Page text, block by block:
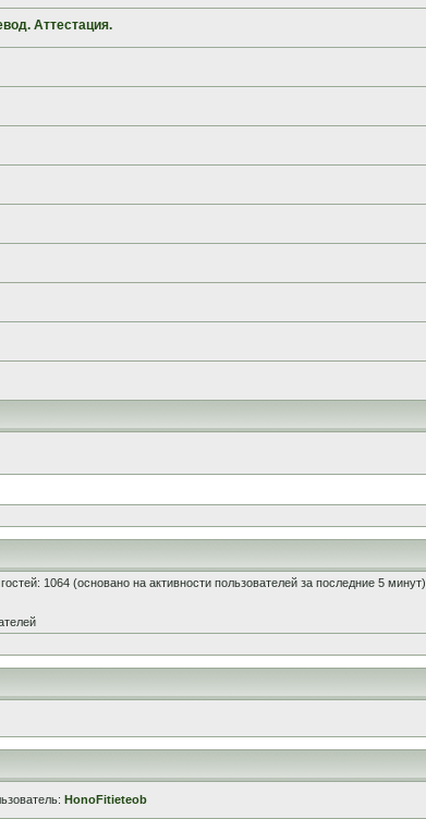
Аттестация.
1064 (основано на активности пользователей за последние 5 минут)
HonoFitieteob